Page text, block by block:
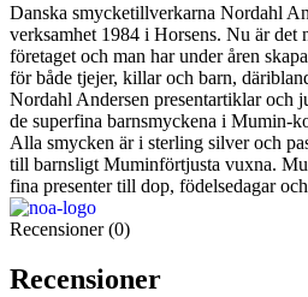
Danska smycketillverkarna Nordahl
verksamhet 1984 i Horsens. Nu är det
företaget och man har under åren
för både tjejer, killar och barn,
Nordahl Andersen presentartiklar och
de superfina barnsmyckena i Mumin-
Alla smycken är i sterling silver och
till barnsligt Muminförtjusta vuxna.
fina presenter till dop, födelsedagar
Recensioner (0)
Recensioner